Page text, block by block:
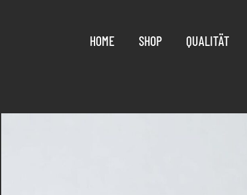
HOME SHOP QUALITÄT